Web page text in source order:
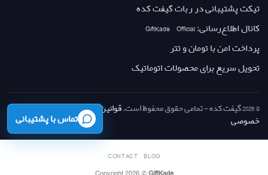
تیکت پشتیبانی در ربات گیفت کده
کانال اطلاع‌رسانی: GiftKade_Official
پرداخت امن با تومان و تتر
تحویل سریع برای محصولات اتوماتیک
© 2026 گیفت کده - تمامی حقوق محفوظ است. قوانین بازگشت وجه·حریم
خصوصی
BLOG
CONTACT
تماس با پشتیبانی